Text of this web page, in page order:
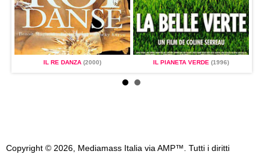
IL RE DANZA(2000) IL PIANETA VERDE (1996)
Copyright © 2026, Mediamass Italia via AMP™. Tutti i diritti